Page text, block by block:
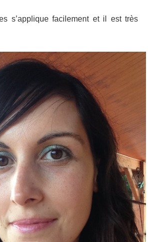
s’applique facilement et il est très